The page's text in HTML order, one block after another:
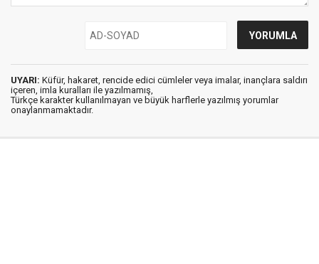
UYARI: Küfür, hakaret, rencide edici cümleler veya imalar, inançlara saldırı
içeren, imla kuralları ile yazılmamış,
Türkçe karakter kullanılmayan ve büyük harflerle yazılmış yorumlar
onaylanmamaktadır.